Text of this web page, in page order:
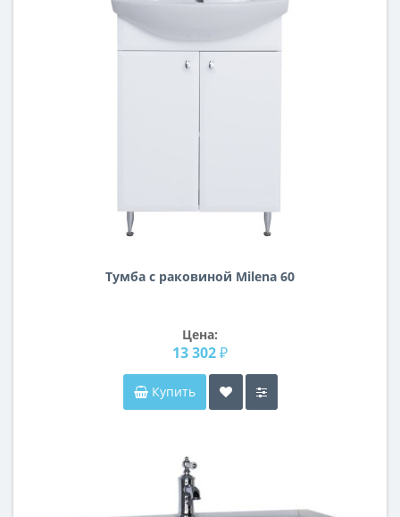
Тумба с раковиной Milena 60
Цена:
13 302 ₽
Купить